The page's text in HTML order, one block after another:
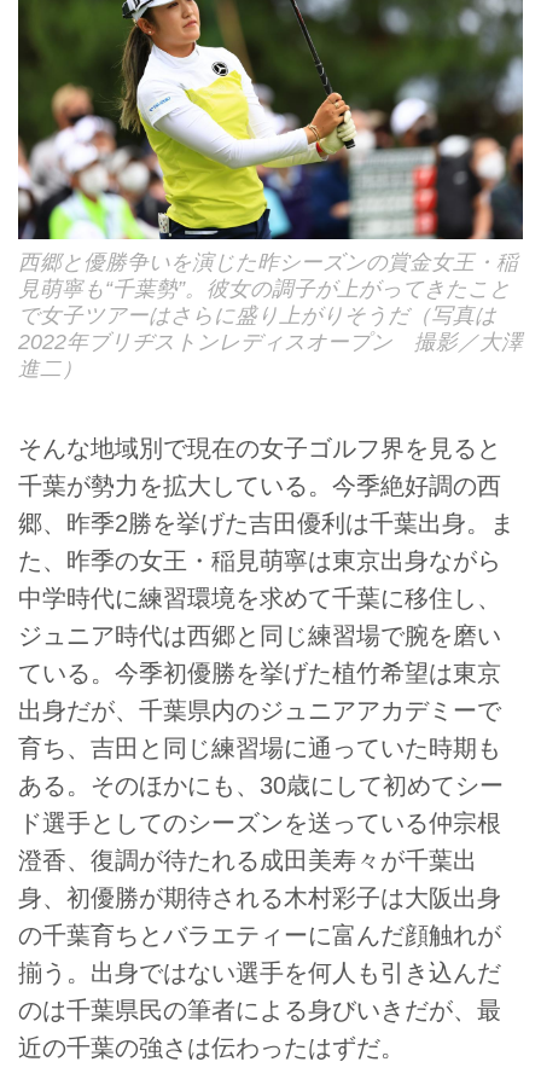
西郷と優勝争いを演じた昨シーズンの賞金女王・稲
見萌寧も“千葉勢”。彼女の調子が上がってきたこと
で女子ツアーはさらに盛り上がりそうだ（写真は
2022年ブリヂストンレディスオープン 撮影／大澤
進二）
そんな地域別で現在の女子ゴルフ界を見ると
千葉が勢力を拡大している。今季絶好調の西
郷、昨季2勝を挙げた吉田優利は千葉出身。ま
た、昨季の女王・稲見萌寧は東京出身ながら
中学時代に練習環境を求めて千葉に移住し、
ジュニア時代は西郷と同じ練習場で腕を磨い
ている。今季初優勝を挙げた植竹希望は東京
出身だが、千葉県内のジュニアアカデミーで
育ち、吉田と同じ練習場に通っていた時期も
ある。そのほかにも、30歳にして初めてシー
ド選手としてのシーズンを送っている仲宗根
澄香、復調が待たれる成田美寿々が千葉出
身、初優勝が期待される木村彩子は大阪出身
の千葉育ちとバラエティーに富んだ顔触れが
揃う。出身ではない選手を何人も引き込んだ
のは千葉県民の筆者による身びいきだが、最
近の千葉の強さは伝わったはずだ。